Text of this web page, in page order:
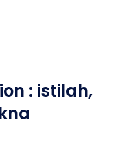
: istilah,